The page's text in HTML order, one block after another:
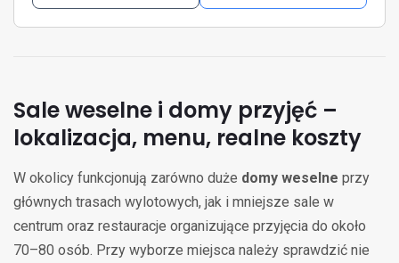
Sale weselne i domy przyjęć –
lokalizacja, menu, realne koszty
W okolicy funkcjonują zarówno duże domy weselne przy
głównych trasach wylotowych, jak i mniejsze sale w
centrum oraz restauracje organizujące przyjęcia do około
70–80 osób. Przy wyborze miejsca należy sprawdzić nie